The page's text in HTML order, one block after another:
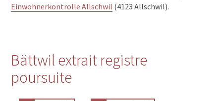
Einwohnerkontrolle Allschwil (4123 Allschwil).
Bättwil extrait registre
poursuite